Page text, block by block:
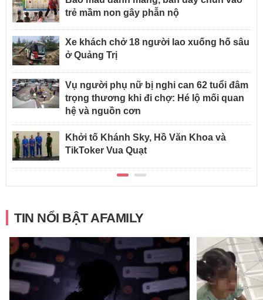
trẻ mầm non gây phẫn nộ
Xe khách chở 18 người lao xuống hố sâu
ở Quảng Trị
Vụ người phụ nữ bị nghi can 62 tuổi đâm
trọng thương khi đi chợ: Hé lộ mối quan
hệ và nguồn cơn
Khởi tố Khánh Sky, Hồ Văn Khoa và
TikToker Vua Quạt
TIN NỔI BẬT AFAMILY